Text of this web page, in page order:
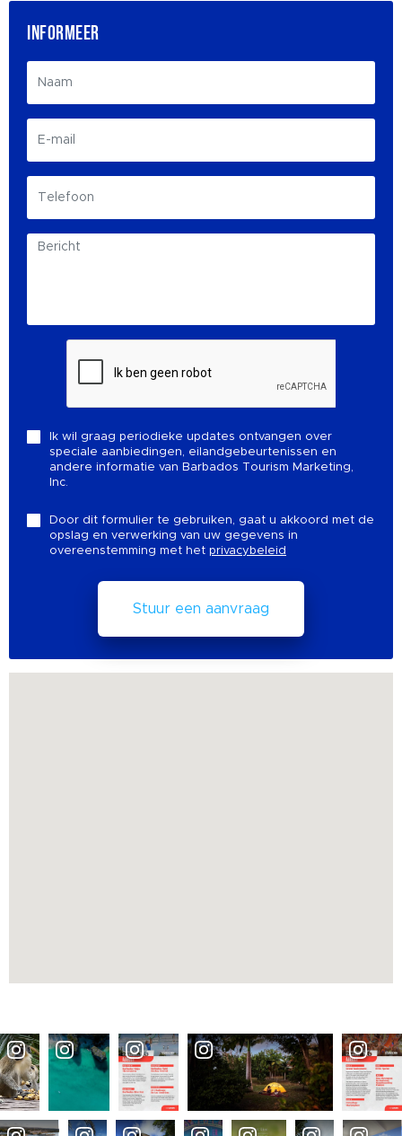
INFORMEER
Ik wil graag periodieke updates ontvangen over
speciale aanbiedingen, eilandgebeurtenissen en
andere informatie van Barbados Tourism Marketing,
Inc.
Door dit formulier te gebruiken, gaat u akkoord met de
opslag en verwerking van uw gegevens in
overeenstemming met het privacybeleid